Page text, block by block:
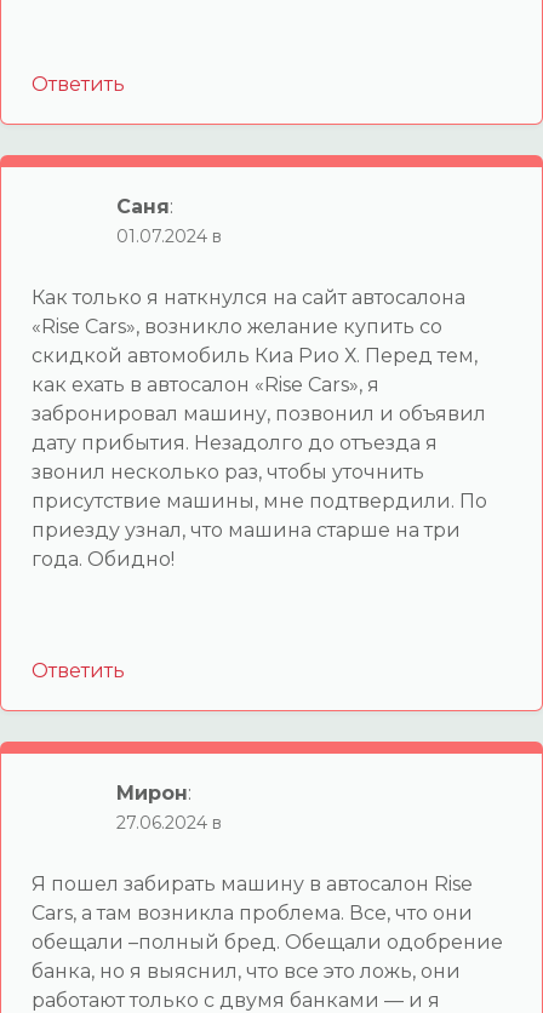
Ответить
Саня:
01.07.2024 в
Как только я наткнулся на сайт автосалона
«Rise Cars», возникло желание купить со
скидкой автомобиль Киа Рио Х. Перед тем,
как ехать в автосалон «Rise Cars», я
забронировал машину, позвонил и объявил
дату прибытия. Незадолго до отъезда я
звонил несколько раз, чтобы уточнить
присутствие машины, мне подтвердили. По
приезду узнал, что машина старше на три
года. Обидно!
Ответить
Мирон:
27.06.2024 в
Я пошел забирать машину в автосалон Rise
Cars, а там возникла проблема. Все, что они
обещали –полный бред. Обещали одобрение
банка, но я выяснил, что все это ложь, они
работают только с двумя банками — и я